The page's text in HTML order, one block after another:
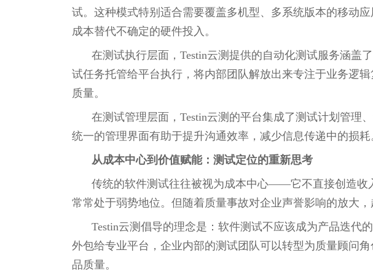
试。这种模式特别适合需要覆盖多机型、多系统版本的移动
成本替代不确定的硬件投入。
在测试执行层面，Testin云测提供的自动化测试服务涵盖
试任务托管给平台执行，将内部团队解放出来专注于业务逻
质量。
在测试管理层面，Testin云测的平台集成了测试计划管理
统一的管理界面有助于提升沟通效率，减少信息传递中的损耗
从成本中心到价值赋能：测试定位的重新思考
传统的软件测试往往被视为成本中心——它不直接创造收
常常处于弱势地位。但随着质量事故对企业声誉影响的放大
Testin云测倡导的理念是：软件测试不应该成为产品迭代
外包给专业平台，企业内部的测试团队可以转型为质量顾问
品质量。